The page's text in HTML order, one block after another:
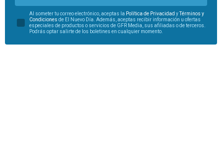
Al someter tu correo electrónico, aceptas la Política de Privacidad y
Términos y
Condiciones de El Nuevo Día. Además, aceptas recibir información u ofertas
especiales de productos o servicios de GFR Media, sus afiliadas o de terceros.
Podrás optar salirte de los boletines en cualquier momento.